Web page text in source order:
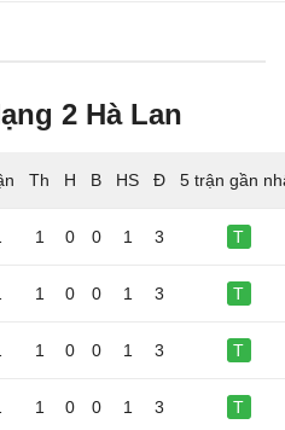
2 Hà Lan
5 trận gần
1 0 0 1 3 T
1 0 0 1 3 T
1 0 0 1 3 T
1 0 0 1 3 T